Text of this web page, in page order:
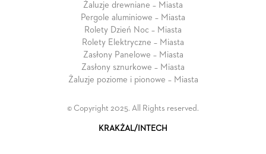
Żaluzje drewniane – Miasta
Pergole aluminiowe – Miasta
Rolety Dzień Noc – Miasta
Rolety Elektryczne – Miasta
Zasłony Panelowe – Miasta
Zasłony sznurkowe – Miasta
Żaluzje poziome i pionowe – Miasta
© Copyright 2025. All Rights reserved.
KRAKŻAL/INTECH